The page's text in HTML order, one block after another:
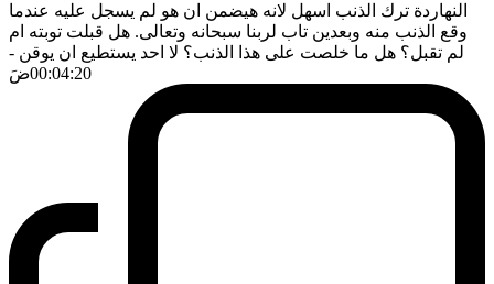
النهاردة ترك الذنب اسهل لانه هيضمن ان هو لم يسجل عليه عندما
وقع الذنب منه وبعدين تاب لربنا سبحانه وتعالى. هل قبلت توبته ام
لم تقبل؟ هل ما خلصت على هذا الذنب؟ لا احد يستطيع ان يوقن -
00:04:20ضَ